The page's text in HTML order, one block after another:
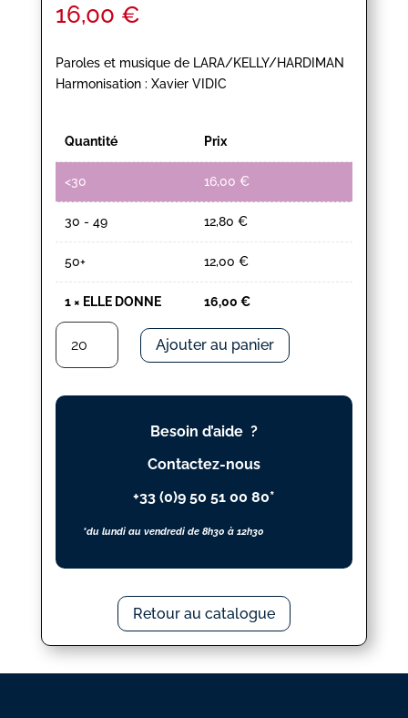
16,00 €
Paroles et musique de LARA/KELLY/HARDIMAN
Harmonisation : Xavier VIDIC
Quantité Prix
<30 16,00 €
30 - 49 12,80 €
50+ 12,00 €
1× ELLE DONNE 16,00 €
quantité
ELLE
DONNE
Ajouter au panier
Besoin d’aide ?
Contactez-nous
+33 (0)9 50 51 00 80*
*du lundi au vendredi de 8h30 à 12h30
Retour au catalogue